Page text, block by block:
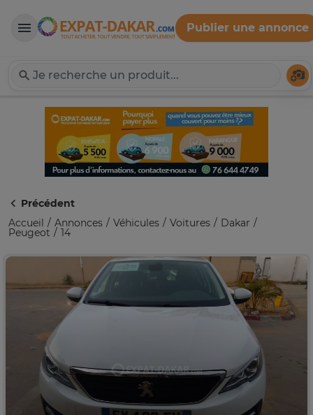
Expat-Dakar
Publier une annonce
Précédent
Accueil
Annonces Véhicules Voitures Dakar
Peugeot 14